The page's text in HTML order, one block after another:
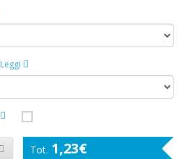
Leggi
1,23€